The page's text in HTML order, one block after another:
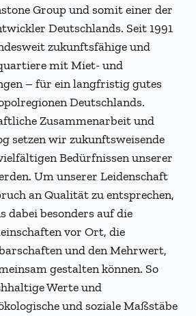
Group und somit einer der
Deutschlands. Seit 1991
zukunftsfähige und
mit Miet- und
– für ein langfristig gutes
Deutschlands.
Zusammenarbeit und
setzen wir zukunftsweisende
Bedürfnissen unserer
Um unserer Leidenschaft
an Qualität zu entsprechen,
dabei besonders auf die
vor Ort, die
und den Mehrwert,
gestalten können. So
Werte und
und soziale Maßstäbe